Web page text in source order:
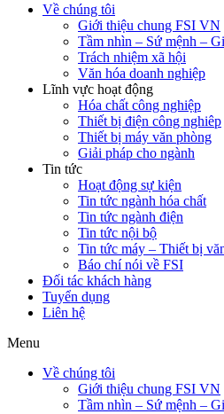
Về chúng tôi
Giới thiệu chung FSI VN
Tầm nhìn – Sứ mệnh –
Trách nhiệm xã hội
Văn hóa doanh nghiệp
Lĩnh vực hoạt động
Hóa chất công nghiệp
Thiết bị điện công nghiêp
Thiết bị máy văn phòng
Giải pháp cho ngành
Tin tức
Hoạt động sự kiện
Tin tức ngành hóa chất
Tin tức ngành điện
Tin tức nội bộ
Tin tức máy – Thiết bị
Báo chí nói về FSI
Đối tác khách hàng
Tuyển dụng
Liên hệ
Menu
Về chúng tôi
Giới thiệu chung FSI VN
Tầm nhìn – Sứ mệnh –